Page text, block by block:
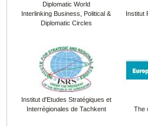
Diplomatic World
Interlinking Business, Political &
Diplomatic Circles
Institut
Institut d'Etudes Stratégiques et
Interrégionales de Tachkent
The